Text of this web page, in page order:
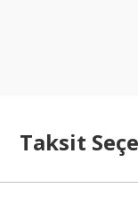
Taksit